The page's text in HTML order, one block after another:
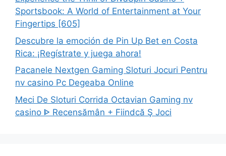
Sportsbook: A World of Entertainment at Your
Fingertips [605]
Descubre la emoción de Pin Up Bet en Costa
Rica: ¡Regístrate y juega ahora!
Pacanele Nextgen Gaming Sloturi Jocuri Pentru
nv casino Pc Degeaba Online
Meci De Sloturi Corrida Octavian Gaming nv
casino ᐈ Recensămân + Fiindcă Ş Joci